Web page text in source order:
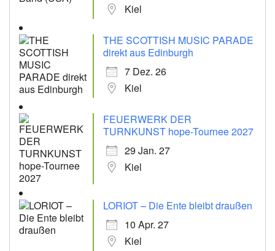
Kiel
THE SCOTTISH MUSIC PARADE
direkt aus Edinburgh
7 Dez. 26
Kiel
FEUERWERK DER
TURNKUNST hope-Tournee 2027
29 Jan. 27
Kiel
LORIOT – Die Ente bleibt draußen
10 Apr. 27
Kiel